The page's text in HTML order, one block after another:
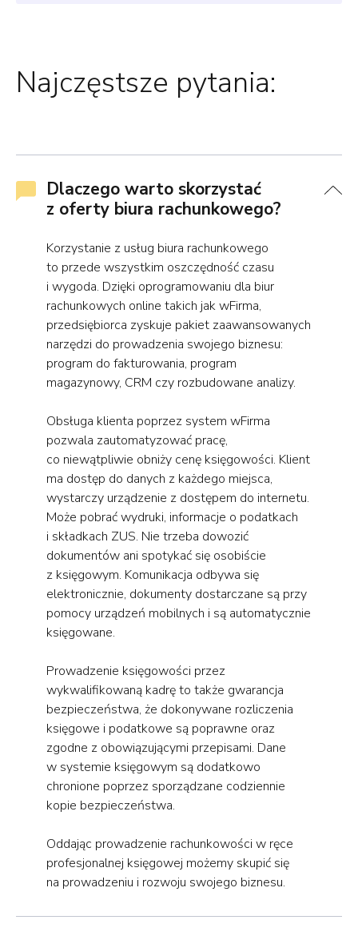
Najczęstsze pytania:
Dlaczego warto skorzystać
z oferty biura rachunkowego?
Korzystanie z usług biura rachunkowego
to przede wszystkim oszczędność czasu
i wygoda. Dzięki oprogramowaniu dla biur
rachunkowych online takich jak wFirma,
przedsiębiorca zyskuje pakiet zaawansowanych
narzędzi do prowadzenia swojego biznesu:
program do fakturowania, program
magazynowy, CRM czy rozbudowane analizy.
Obsługa klienta poprzez system wFirma
pozwala zautomatyzować pracę,
co niewątpliwie obniży cenę księgowości. Klient
ma dostęp do danych z każdego miejsca,
wystarczy urządzenie z dostępem do internetu.
Może pobrać wydruki, informacje o podatkach
i składkach ZUS. Nie trzeba dowozić
dokumentów ani spotykać się osobiście
z księgowym. Komunikacja odbywa się
elektronicznie, dokumenty dostarczane są przy
pomocy urządzeń mobilnych i są automatycznie
księgowane.
Prowadzenie księgowości przez
wykwalifikowaną kadrę to także gwarancja
bezpieczeństwa, że dokonywane rozliczenia
księgowe i podatkowe są poprawne oraz
zgodne z obowiązującymi przepisami. Dane
w systemie księgowym są dodatkowo
chronione poprzez sporządzane codziennie
kopie bezpieczeństwa.
Oddając prowadzenie rachunkowości w ręce
profesjonalnej księgowej możemy skupić się
na prowadzeniu i rozwoju swojego biznesu.